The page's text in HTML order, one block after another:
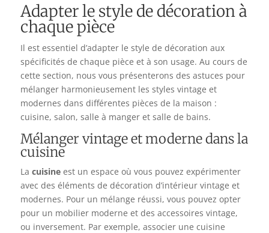
Adapter le style de décoration à
chaque pièce
Il est essentiel d’adapter le style de décoration aux
spécificités de chaque pièce et à son usage. Au cours de
cette section, nous vous présenterons des astuces pour
mélanger harmonieusement les styles vintage et
modernes dans différentes pièces de la maison :
cuisine, salon, salle à manger et salle de bains.
Mélanger vintage et moderne dans la
cuisine
La cuisineest un espace où vous pouvez expérimenter
avec des éléments de décoration d’intérieur vintage et
modernes. Pour un mélange réussi, vous pouvez opter
pour un mobilier moderne et des accessoires vintage,
ou inversement. Par exemple, associer une cuisine